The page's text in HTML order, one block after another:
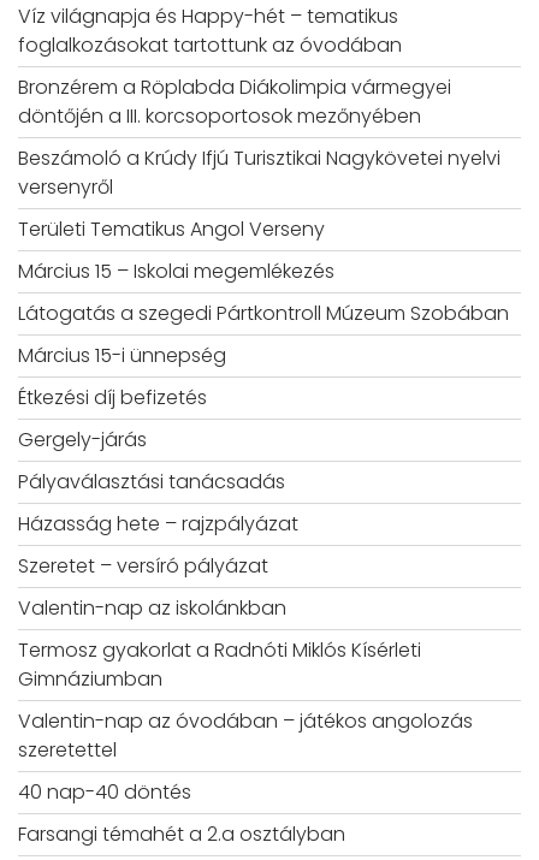
Víz világnapja és Happy-hét – tematikus
foglalkozásokat tartottunk az óvodában
Bronzérem a Röplabda Diákolimpia vármegyei
döntőjén a III. korcsoportosok mezőnyében
Beszámoló a Krúdy Ifjú Turisztikai Nagykövetei nyelvi
versenyről
Területi Tematikus Angol Verseny
Március 15 – Iskolai megemlékezés
Látogatás a szegedi Pártkontroll Múzeum Szobában
Március 15-i ünnepség
Étkezési díj befizetés
Gergely-járás
Pályaválasztási tanácsadás
Házasság hete – rajzpályázat
Szeretet – versíró pályázat
Valentin-nap az iskolánkban
Termosz gyakorlat a Radnóti Miklós Kísérleti
Gimnáziumban
Valentin-nap az óvodában – játékos angolozás
szeretettel
40 nap-40 döntés
Farsangi témahét a 2.a osztályban